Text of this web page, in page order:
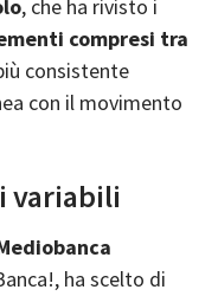
, che ha rivisto i
compresi tra
consistente
con il movimento
variabili
, ha scelto di